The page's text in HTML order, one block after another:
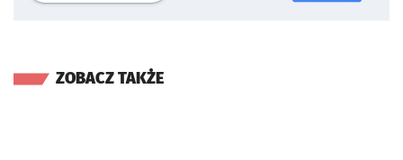
ZOBACZ TAKŻE